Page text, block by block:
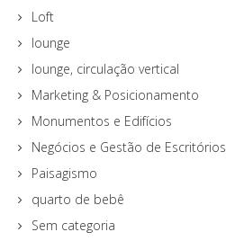
Loft
lounge
lounge, circulação vertical
Marketing & Posicionamento
Monumentos e Edifícios
Negócios e Gestão de Escritórios
Paisagismo
quarto de bebê
Sem categoria